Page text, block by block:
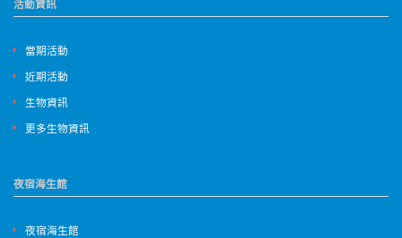
活動資訊
當期活動
近期活動
生物資訊
更多生物資訊
夜宿海生館
夜宿海生館